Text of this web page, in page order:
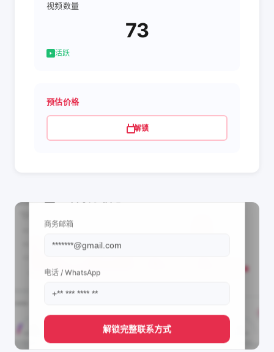
视频数量
73
活跃
预估价格
解锁
商务邮箱
电话 / WhatsApp
解锁完整联系方式